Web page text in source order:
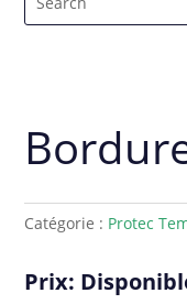
Catégorie : Protec
Prix: